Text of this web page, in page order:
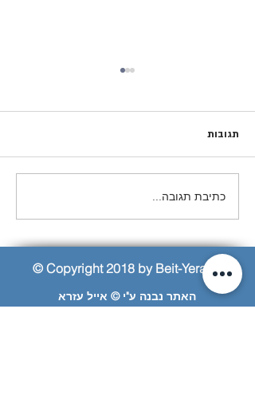
המסע לפולין- מחזור פ״א
תגובות
כתיבת תגובה...
© Copyright 2018 by Beit-Yerach
האתר נבנה ע"י © אייל עזרא